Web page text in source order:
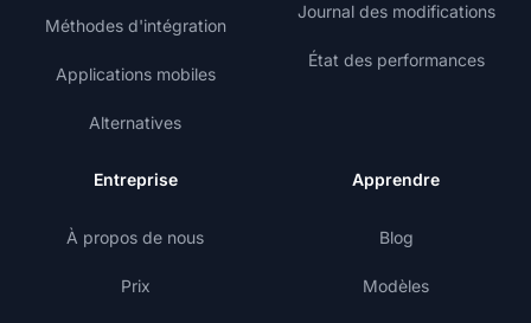
Méthodes d'intégration
Applications mobiles
Alternatives
Journal des modifications
État des performances
Entreprise
À propos de nous
Prix
Apprendre
Blog
Modèles